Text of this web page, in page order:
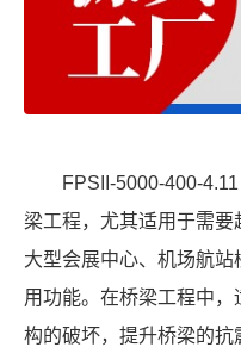
FPSII-5000-400-
梁工程，尤其适用于需
大型会展中心、机场航
用功能。在桥梁工程中
构的破坏，提升桥梁的